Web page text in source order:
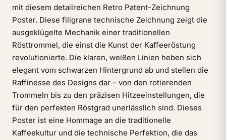
mit diesem detailreichen Retro Patent-Zeichnung
Poster. Diese filigrane technische Zeichnung zeigt die
ausgeklügelte Mechanik einer traditionellen
Rösttrommel, die einst die Kunst der Kaffeeröstung
revolutionierte. Die klaren, weißen Linien heben sich
elegant vom schwarzen Hintergrund ab und stellen die
Raffinesse des Designs dar – von den rotierenden
Trommeln bis zu den präzisen Hitzeeinstellungen, die
für den perfekten Röstgrad unerlässlich sind. Dieses
Poster ist eine Hommage an die traditionelle
Kaffeekultur und die technische Perfektion, die das